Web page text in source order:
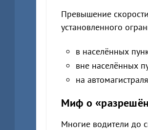
Превышение
установленного
в населённых
вне населённых
на
Миф о
Многие водители до